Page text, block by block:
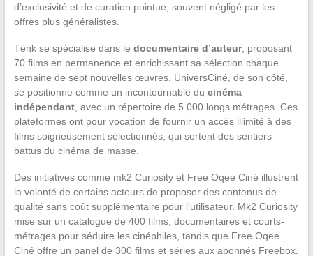
d’exclusivité et de curation pointue, souvent négligé par les
offres plus généralistes.
Tënk se spécialise dans le documentaire d’auteur, proposant
70 films en permanence et enrichissant sa sélection chaque
semaine de sept nouvelles œuvres. UniversCiné, de son côté,
se positionne comme un incontournable du cinéma
indépendant, avec un répertoire de 5 000 longs métrages. Ces
plateformes ont pour vocation de fournir un accès illimité à des
films soigneusement sélectionnés, qui sortent des sentiers
battus du cinéma de masse.
Des initiatives comme mk2 Curiosity et Free Oqee Ciné illustrent
la volonté de certains acteurs de proposer des contenus de
qualité sans coût supplémentaire pour l’utilisateur. Mk2 Curiosity
mise sur un catalogue de 400 films, documentaires et courts-
métrages pour séduire les cinéphiles, tandis que Free Oqee
Ciné offre un panel de 300 films et séries aux abonnés Freebox.